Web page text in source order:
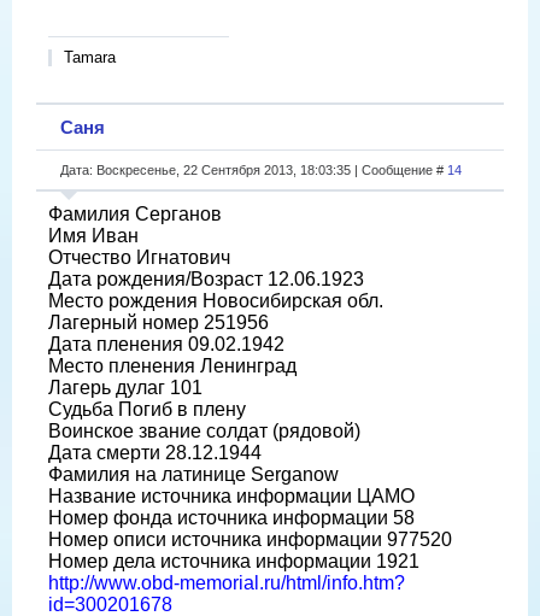
Tamara
Саня
Дата: Воскресенье, 22 Сентября 2013, 18:03:35 | Сообщение # 14
Фамилия Серганов
Имя Иван
Отчество Игнатович
Дата рождения/Возраст 12.06.1923
Место рождения Новосибирская обл.
Лагерный номер 251956
Дата пленения 09.02.1942
Место пленения Ленинград
Лагерь дулаг 101
Судьба Погиб в плену
Воинское звание солдат (рядовой)
Дата смерти 28.12.1944
Фамилия на латинице Serganow
Название источника информации ЦАМО
Номер фонда источника информации 58
Номер описи источника информации 977520
Номер дела источника информации 1921
http://www.obd-memorial.ru/html/info.htm?
id=300201678